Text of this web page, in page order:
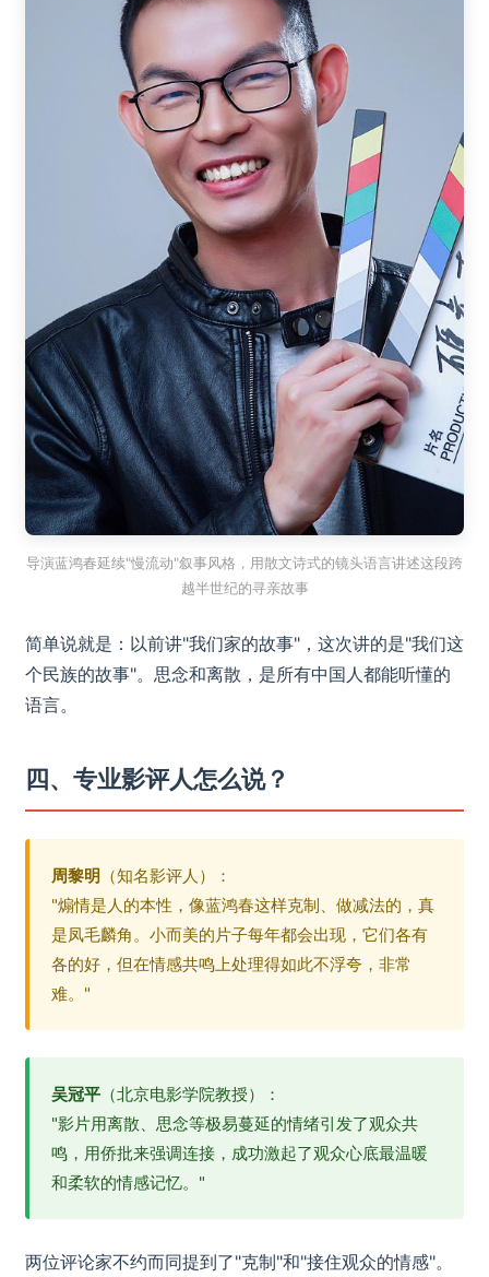
导演蓝鸿春延续"慢流动"叙事风格，用散文诗式的镜头语言讲述这段跨
越半世纪的寻亲故事
简单说就是：以前讲"我们家的故事"，这次讲的是"我们这
个民族的故事"。思念和离散，是所有中国人都能听懂的
语言。
四、专业影评人怎么说？
周黎明 （知名影评人）：
"煽情是人的本性，像蓝鸿春这样克制、做减法的，真
是凤毛麟角。小而美的片子每年都会出现，它们各有
各的好，但在情感共鸣上处理得如此不浮夸，非常
难。"
吴冠平 （北京电影学院教授）：
"影片用离散、思念等极易蔓延的情绪引发了观众共
鸣，用侨批来强调连接，成功激起了观众心底最温暖
和柔软的情感记忆。"
两位评论家不约而同提到了"克制"和"接住观众的情感"。